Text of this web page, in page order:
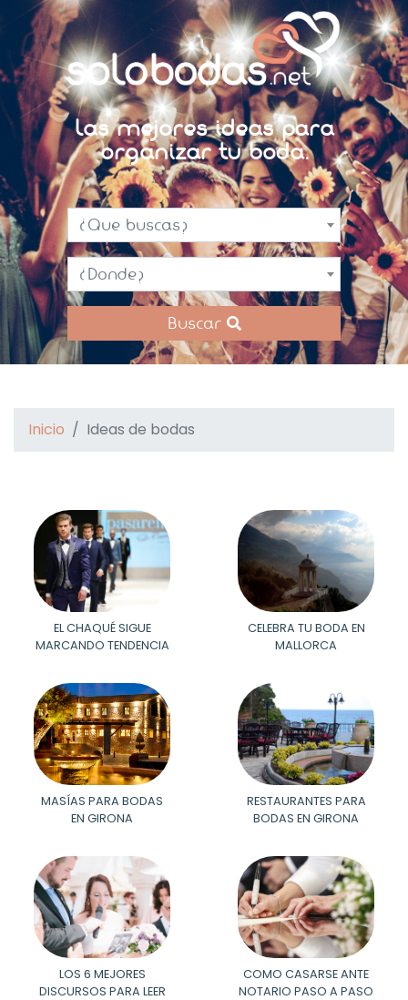
Las mejores ideas para
organizar tu boda.
¿Que buscas?
¿Donde?
Buscar
Inicio Ideas de bodas
EL CHAQUÉ SIGUE
MARCANDO TENDENCIA
CELEBRA TU BODA EN
MALLORCA
MASÍAS PARA BODAS
EN GIRONA
RESTAURANTES PARA
BODAS EN GIRONA
LOS 6 MEJORES
DISCURSOS PARA LEER
COMO CASARSE ANTE
NOTARIO PASO A PASO